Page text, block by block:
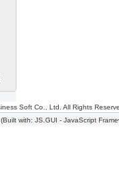
Soft Co., Ltd. All Rights
(Built with: JS.GUI - JavaScript